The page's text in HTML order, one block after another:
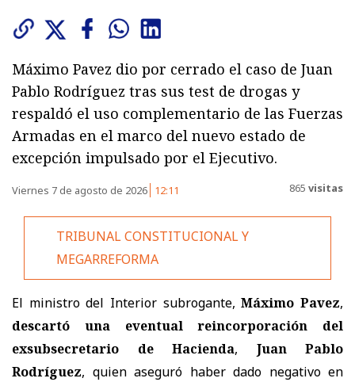
Máximo Pavez dio por cerrado el caso de Juan
Pablo Rodríguez tras sus test de drogas y
respaldó el uso complementario de las Fuerzas
Armadas en el marco del nuevo estado de
excepción impulsado por el Ejecutivo.
Viernes 7 de agosto de 2026 12:11 865 visitas
TRIBUNAL CONSTITUCIONAL Y
MEGARREFORMA
El ministro del Interior subrogante,Máximo Pavez,
descartó una eventual reincorporación del
exsubsecretario de Hacienda, Juan Pablo
Rodríguez, quien aseguró haber dado negativo en